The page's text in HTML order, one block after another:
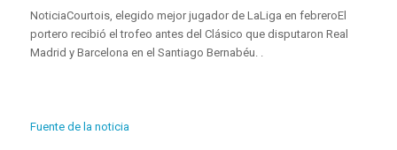
NoticiaCourtois, elegido mejor jugador de LaLiga en febreroEl
portero recibió el trofeo antes del Clásico que disputaron Real
Madrid y Barcelona en el Santiago Bernabéu. .
Fuente de la noticia